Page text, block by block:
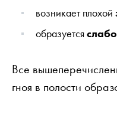
возникает плохой
образуется
Все
гноя в полости